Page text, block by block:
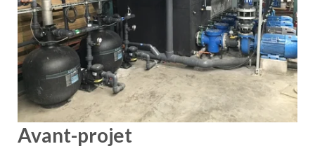
Avant-projet